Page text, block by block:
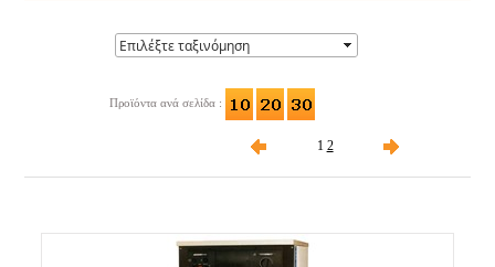
Προϊόντα ανά σελίδα :
1 2